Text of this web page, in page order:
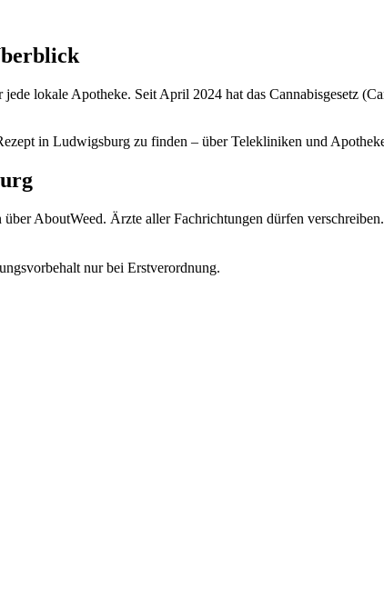
lokale Apotheke. Seit April 2024 hat das Cannabisgesetz
in Ludwigsburg zu finden – über Telekliniken und
AboutWeed. Ärzte aller Fachrichtungen dürfen verschreiben.
nur bei Erstverordnung.